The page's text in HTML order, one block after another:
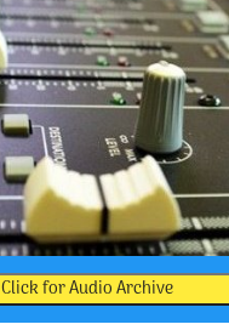
Click for Audio Archive